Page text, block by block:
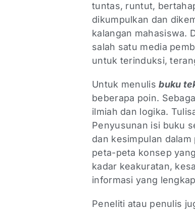
tuntas, runtut,
dikumpulkan dan
kalangan mahasiswa.
salah satu media
untuk terinduksi,
Untuk menulisbuku
beberapa poin.
ilmiah dan logika.
Penyusunan isi buku
dan kesimpulan
peta-peta konsep
kadar keakuratan,
informasi yang
Peneliti atau penulis